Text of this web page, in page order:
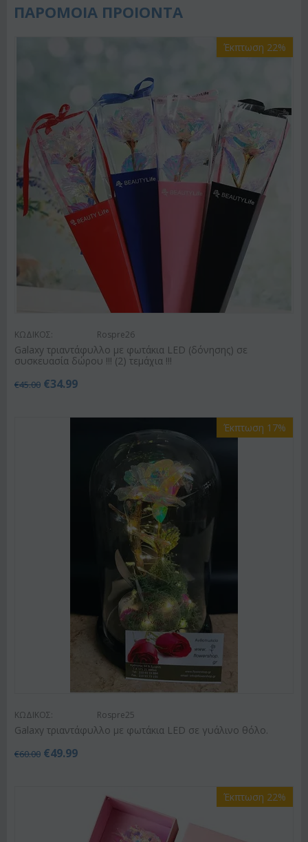
ΠΑΡΟΜΟΙΑ ΠΡΟΙΟΝΤΑ
Έκπτωση 22%
ΚΩΔΙΚΟΣ: Rospre26
Galaxy τριαντάφυλλο με φωτάκια LED (δόνησης) σε
συσκευασία δώρου !!! (2) τεμάχια !!!
€45.00 €34.99
Έκπτωση 17%
ΚΩΔΙΚΟΣ: Rospre25
Galaxy τριαντάφυλλο με φωτάκια LED σε γυάλινο θόλο.
€60.00 €49.99
Έκπτωση 22%